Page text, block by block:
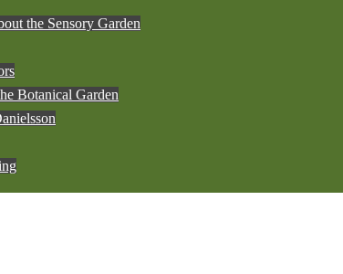
the Sensory Garden
Botanical Garden